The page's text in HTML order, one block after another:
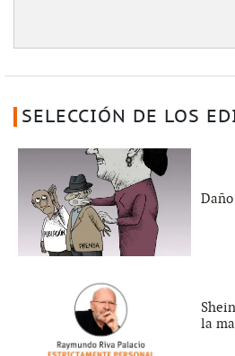
SELECCIÓN DE LOS
la